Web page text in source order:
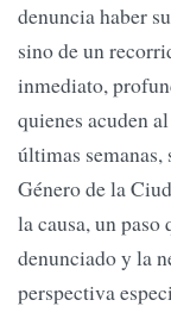
denuncia haber
sino de un
inmediato,
quienes acuden
últimas
Género de la
la causa, un
denunciado y la
perspectiva